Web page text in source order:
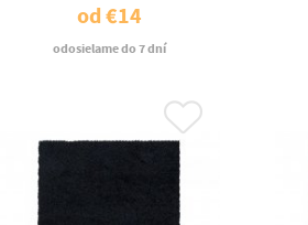
od€14
odosielame do 7 dní